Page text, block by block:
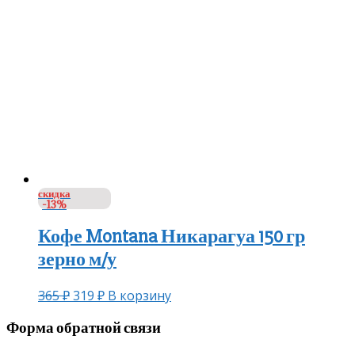
скидка
-13%
Кофе Montana Никарагуа 150 гр
зерно м/у
365₽319 ₽ В корзину
Форма обратной связи